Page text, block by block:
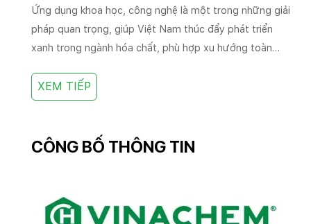
Ứng dụng khoa học, công nghệ là một trong những giải
pháp quan trọng, giúp Việt Nam thúc đẩy phát triển
xanh trong ngành hóa chất, phù hợp xu hướng toàn
XEM TIẾP
CÔNG BỐ THÔNG TIN